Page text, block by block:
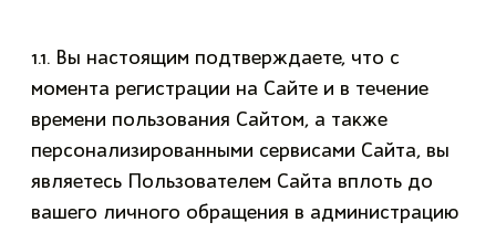
1.1. Вы настоящим подтверждаете, что с
момента регистрации на Сайте и в течение
времени пользования Сайтом, а также
персонализированными сервисами Сайта, вы
являетесь Пользователем Сайта вплоть до
вашего личного обращения в администрацию